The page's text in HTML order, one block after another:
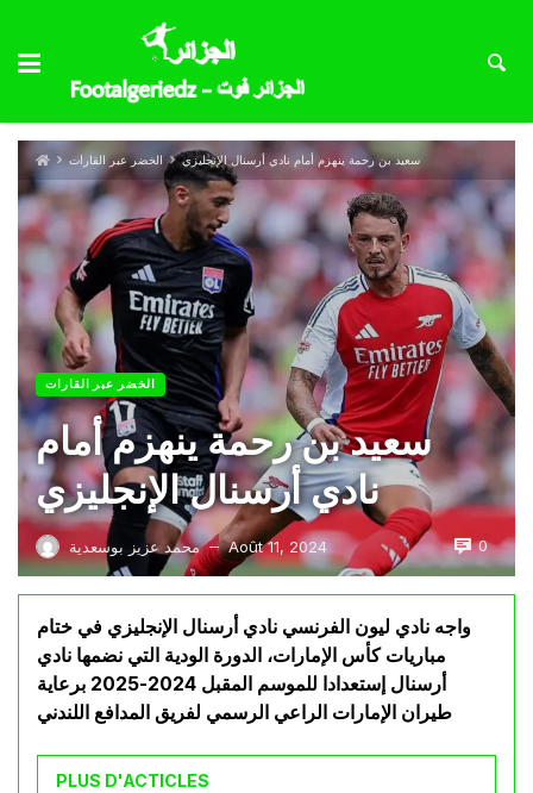
الخضر عبر القارات سعيد بن رحمة ينهزم أمام نادي أرسنال الإنجليزي
الخضر عبر القارات
سعيد بن رحمة ينهزم أمام
نادي أرسنال الإنجليزي
محمد عزيز بوسعدية — Août 11, 2024 0
واجه نادي ليون الفرنسي نادي أرسنال الإنجليزي في ختام
مباريات كأس الإمارات، الدورة الودية التي نضمها نادي
أرسنال إستعدادا للموسم المقبل 2024-2025 برعاية
طيران الإمارات الراعي الرسمي لفريق المدافع اللندني
PLUS D'ACTICLES